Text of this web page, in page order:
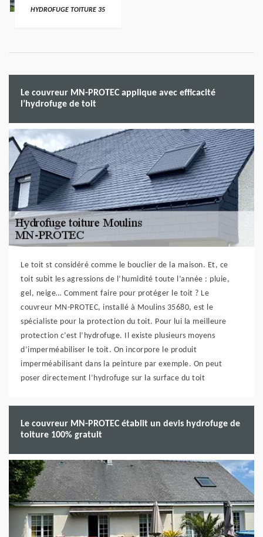
HYDROFUGE TOITURE 35
Le couvreur MN-PROTEC applique avec efficacité
l’hydrofuge de toit
Le toit st considéré comme le bouclier de la maison. Et, ce
toit subit les agressions de l’humidité toute l’année : pluie,
gel, neige… Comment faire pour protéger le toit ? Le
couvreur MN-PROTEC, installé à Moulins 35680, est le
spécialiste pour la protection du toit. Pour lui la meilleure
protection c’est l’hydrofuge. Il existe plusieurs moyens
d’imperméabiliser le toit. On incorpore le produit
imperméabilisant dans la peinture par exemple. On peut
poser directement l’hydrofuge sur la surface du toit
Le couvreur MN-PROTEC établit un devis hydrofuge de
toiture 100% gratuit